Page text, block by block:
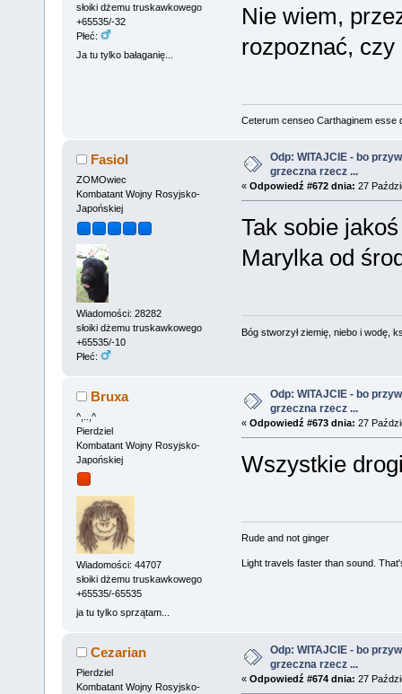
słoiki dżemu truskawkowego
+65535/-32
Płeć:
Ja tu tylko bałaganię...
Nie wiem,
rozpoznać, czy
Ceterum censeo Carthaginem esse
Fasiol
ZOMOwiec
Kombatant Wojny Rosyjsko-
Japońskiej
Wiadomości: 28282
słoiki dżemu truskawkowego
+65535/-10
Płeć:
Odp: WITAJCIE - bo
grzeczna rzecz ...
« Odpowiedź #672 dnia: 27
Tak sobie
Marylka od
Bóg stworzył ziemię, niebo i wodę,
Bruxa
^,..,^
Pierdziel
Kombatant Wojny Rosyjsko-
Japońskiej
Wiadomości: 44707
słoiki dżemu truskawkowego
+65535/-65535
ja tu tylko sprzątam...
Odp: WITAJCIE - bo
grzeczna rzecz ...
« Odpowiedź #673 dnia: 27
Wszystkie
Rude and not ginger
Light travels faster than sound.
Cezarian
Pierdziel
Kombatant Wojny Rosyjsko-
Odp: WITAJCIE - bo
grzeczna rzecz ...
« Odpowiedź #674 dnia: 27